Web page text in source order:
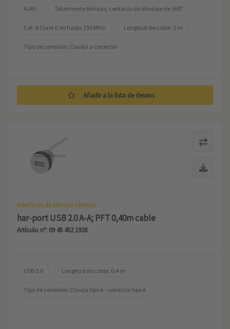
RJ45 Totalmente blinado, contacto de blindaje de 360°
Cat. 6 Clase E de hasta 250 MHz Longitud de cable: 1 m
Tipo de conexión: Clavija a conector
Añadir a la lista de deseos
Interfaces de servicio técnico
har-port USB 2.0 A-A; PFT 0,40m cable
Artículo nº: 09 45 452 1928
USB 2.0 Longitud de cable: 0.4 m
Tipo de conexión: Clavija tipo A - conector tipo A